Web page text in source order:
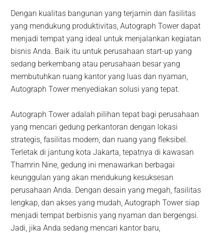
Dengan kualitas bangunan yang terjamin dan fasilitas
yang mendukung produktivitas, Autograph Tower dapat
menjadi tempat yang ideal untuk menjalankan kegiatan
bisnis Anda. Baik itu untuk perusahaan start-up yang
sedang berkembang atau perusahaan besar yang
membutuhkan ruang kantor yang luas dan nyaman,
Autograph Tower menyediakan solusi yang tepat.
Autograph Tower adalah pilihan tepat bagi perusahaan
yang mencari gedung perkantoran dengan lokasi
strategis, fasilitas modern, dan ruang yang fleksibel.
Terletak di jantung kota Jakarta, tepatnya di kawasan
Thamrin Nine, gedung ini menawarkan berbagai
keunggulan yang akan mendukung kesuksesan
perusahaan Anda. Dengan desain yang megah, fasilitas
lengkap, dan akses yang mudah, Autograph Tower siap
menjadi tempat berbisnis yang nyaman dan bergengsi.
Jadi, jika Anda sedang mencari kantor baru,